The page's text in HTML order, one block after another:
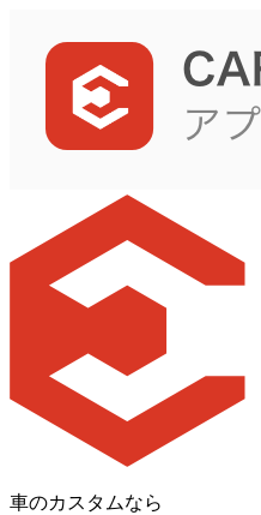
車のカスタムなら